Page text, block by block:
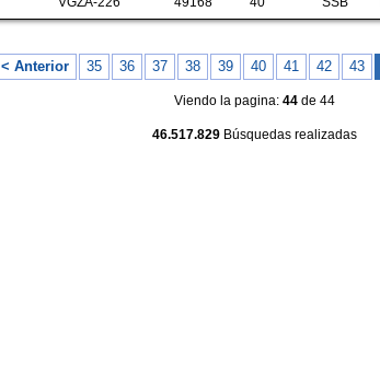
< Anterior 35 36 37 38 39 40 41 42 43
Viendo la pagina: 44 de 44
46.517.829 Búsquedas realizadas